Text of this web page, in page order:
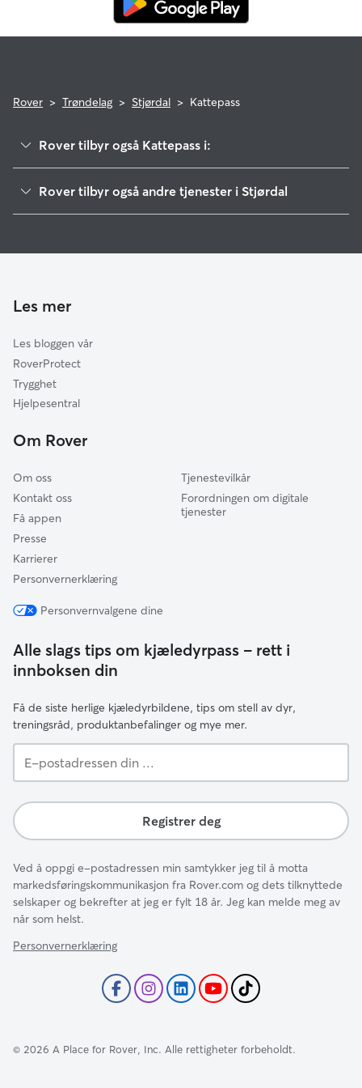
Rover > Trøndelag > Stjørdal > Kattepass
Rover tilbyr også Kattepass i:
Levanger
Namsos
Rover tilbyr også andre tjenester i Stjørdal
Les mer
Les bloggen vår
RoverProtect
Trygghet
Hjelpesentral
Om Rover
Om oss
Kontakt oss
Få appen
Presse
Karrierer
Personvernerklæring
Tjenestevilkår
Forordningen om digitale
tjenester
Personvernvalgene dine
Alle slags tips om kjæledyrpass – rett i
innboksen din
Få de siste herlige kjæledyrbildene, tips om stell av dyr,
treningsråd, produktanbefalinger og mye mer.
postadressen
...
Registrer deg
Ved å oppgi e-postadressen min samtykker jeg til å motta
markedsføringskommunikasjon fra Rover.com og dets tilknyttede
selskaper og bekrefter at jeg er fylt 18 år. Jeg kan melde meg av
når som helst.
Personvernerklæring
© 2026 A Place for Rover, Inc. Alle rettigheter forbeholdt.